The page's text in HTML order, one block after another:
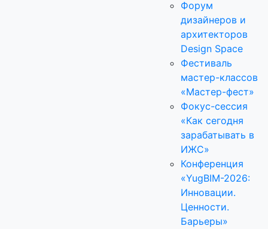
Форум
дизайнеров и
архитекторов
Design Space
Фестиваль
мастер-классов
«Мастер-фест»
Фокус-сессия
«Как сегодня
зарабатывать в
ИЖС»
Конференция
«YugBIM-2026:
Инновации.
Ценности.
Барьеры»